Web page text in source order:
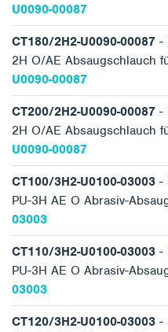
U0090-00087
CT180/2H2-U0090-00087 -
2H O/AE Absaugschlauch
U0090-00087
CT200/2H2-U0090-00087 -
2H O/AE Absaugschlauch
U0090-00087
CT100/3H2-U0100-03003 -
PU-3H AE O Abrasiv-
03003
CT110/3H2-U0100-03003 -
PU-3H AE O Abrasiv-
03003
CT120/3H2-U0100-03003 -